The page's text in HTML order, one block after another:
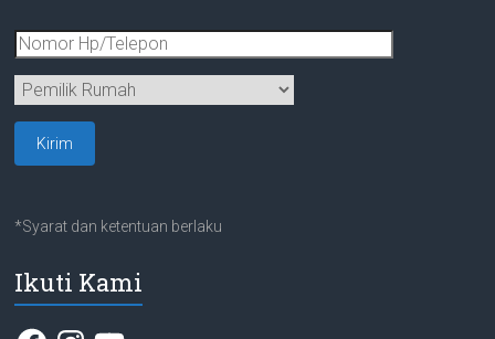
*Syarat dan ketentuan berlaku
Ikuti Kami
FacebookInstagram
YouTube